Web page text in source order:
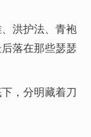
洪护法、青袍
落在那些瑟瑟
，分明藏着刀